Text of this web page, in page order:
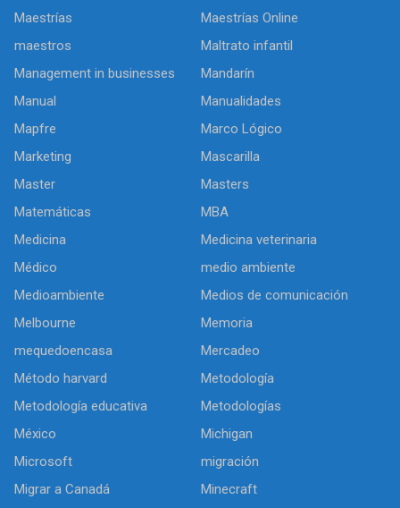
Maestrías
Maestrías Online
maestros
Maltrato infantil
Management in businesses
Mandarín
Manual
Manualidades
Mapfre
Marco Lógico
Marketing
Mascarilla
Master
Masters
Matemáticas
MBA
Medicina
Medicina veterinaria
Médico
medio ambiente
Medioambiente
Medios de comunicación
Melbourne
Memoria
mequedoencasa
Mercadeo
Método harvard
Metodología
Metodología educativa
Metodologías
México
Michigan
Microsoft
migración
Migrar a Canadá
Minecraft